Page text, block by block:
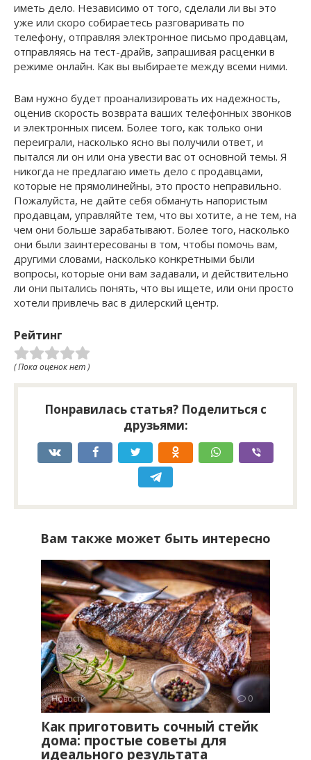
иметь дело. Независимо от того, сделали ли вы это
уже или скоро собираетесь разговаривать по
телефону, отправляя электронное письмо продавцам,
отправляясь на тест-драйв, запрашивая расценки в
режиме онлайн. Как вы выбираете между всеми ними.
Вам нужно будет проанализировать их надежность,
оценив скорость возврата ваших телефонных звонков
и электронных писем. Более того, как только они
переиграли, насколько ясно вы получили ответ, и
пытался ли он или она увести вас от основной темы. Я
никогда не предлагаю иметь дело с продавцами,
которые не прямолинейны, это просто неправильно.
Пожалуйста, не дайте себя обмануть напористым
продавцам, управляйте тем, что вы хотите, а не тем, на
чем они больше зарабатывают. Более того, насколько
они были заинтересованы в том, чтобы помочь вам,
другими словами, насколько конкретными были
вопросы, которые они вам задавали, и действительно
ли они пытались понять, что вы ищете, или они просто
хотели привлечь вас в дилерский центр.
Рейтинг
( Пока оценок нет )
Понравилась статья? Поделиться с
друзьями:
Вам также может быть интересно
Новости 0
Как приготовить сочный стейк
дома: простые советы для
идеального результата